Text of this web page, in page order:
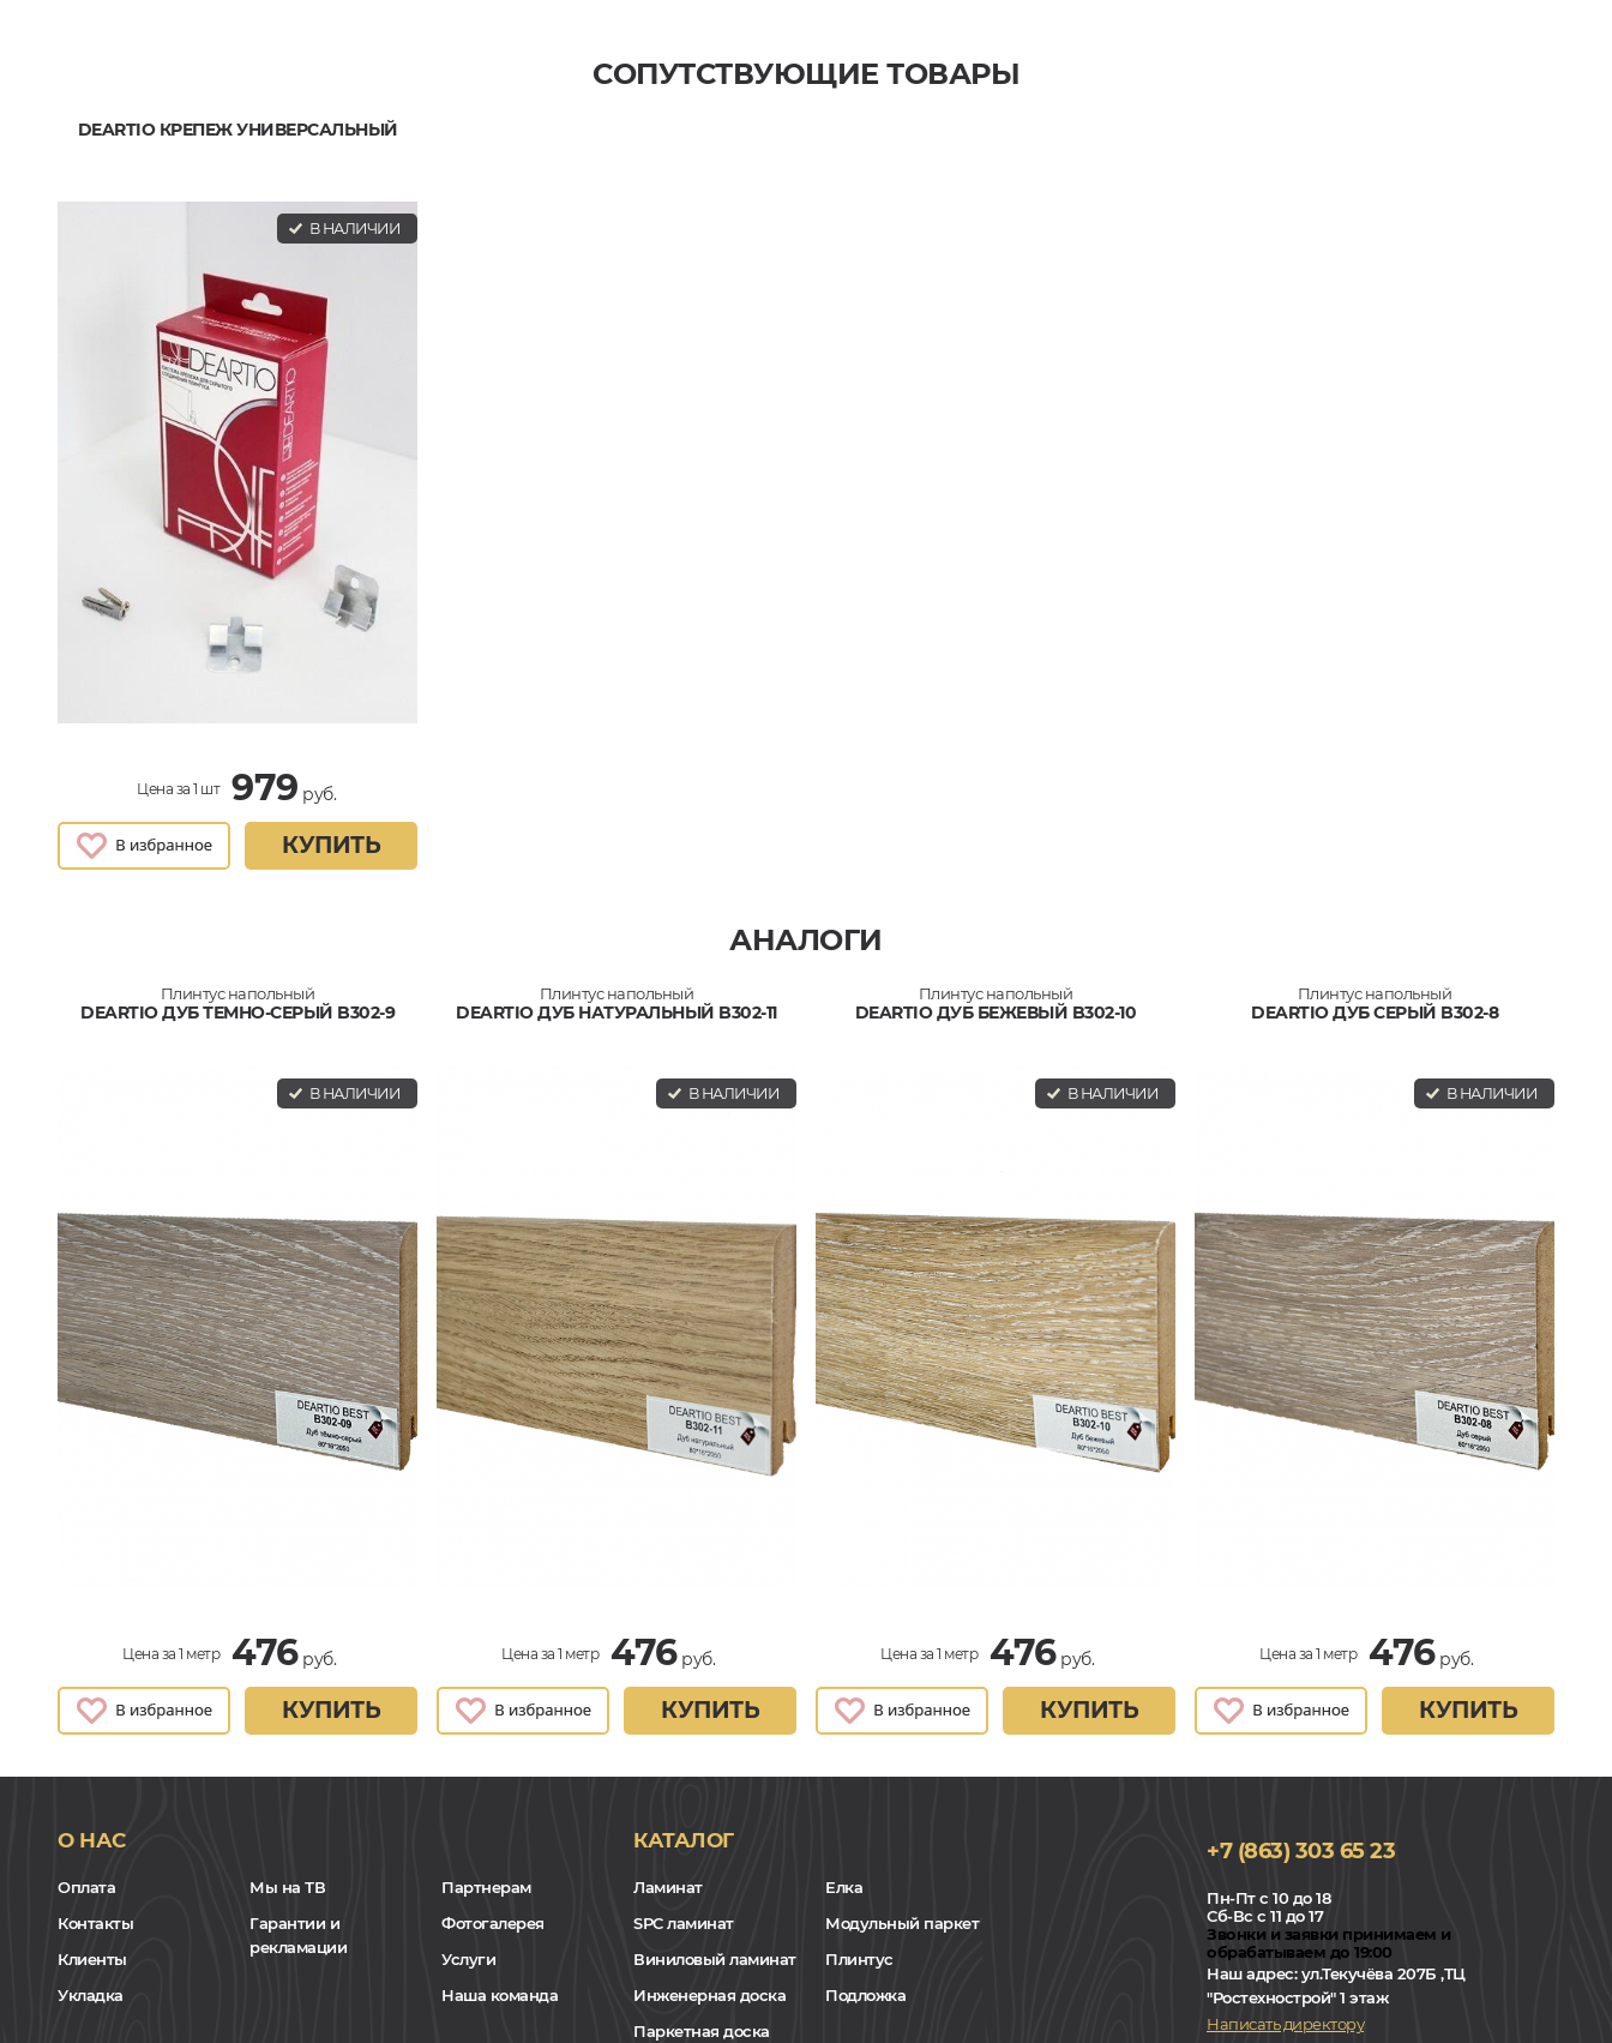
СОПУТСТВУЮЩИЕ ТОВАРЫ
DEARTIO КРЕПЕЖ УНИВЕРСАЛЬНЫЙ
В НАЛИЧИИ
Цена за 1 шт 979 руб.
КУПИТЬ
АНАЛОГИ
Плинтус напольный
DEARTIO ДУБ ТЕМНО-СЕРЫЙ B302-9
В НАЛИЧИИ
Цена за 1 метр 476руб.
КУПИТЬ
Плинтус напольный
DEARTIO ДУБ НАТУРАЛЬНЫЙ B302-11
В НАЛИЧИИ
Цена за 1 метр 476руб.
КУПИТЬ
Плинтус напольный
DEARTIO ДУБ БЕЖЕВЫЙ B302-10
В НАЛИЧИИ
Цена за 1 метр 476руб.
КУПИТЬ
Плинтус напольный
DEARTIO ДУБ СЕРЫЙ B302-8
В НАЛИЧИИ
Цена за 1 метр 476руб.
КУПИТЬ
О НАС
Оплата
Контакты
Клиенты
Укладка
Мы на ТВ
Гарантии и
рекламации
Партнерам
Фотогалерея
Услуги
Наша команда
КАТАЛОГ
Ламинат
SPC ламинат
Виниловый ламинат
Инженерная доска
Паркетная доска
Елка
Модульный паркет
Плинтус
Подложка
+7 (863) 303 65 23
Пн-Пт с 10 до 18
Сб-Вс с 11 до 17
Звонки и заявки принимаем и
обрабатываем до 19:00
Наш адрес:ул.Текучёва 207Б ,ТЦ
"Ростехнострой" 1 этаж
Написать директору